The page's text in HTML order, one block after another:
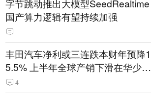
字节跳动推出大模型SeedRealtime
国产算力逻辑有望持续加强
丰田汽车净利或三连跌本财年预降1
5.5% 上半年全球产销下滑在华少卖
14.3万辆
4